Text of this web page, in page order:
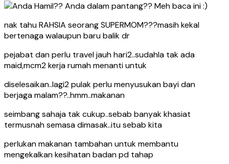
nak tahu RAHSIA seorang SUPERMOM???masih kekal
bertenaga walaupun baru balik dr
pejabat dan perlu travel jauh hari2..sudahla tak ada
maid,mcm2 kerja rumah menanti untuk
diselesaikan..lagi2 pulak perlu menyusukan bayi dan
berjaga malam??..hmm..makanan
seimbang sahaja tak cukup..sebab banyak khasiat
termusnah semasa dimasak..itu sebab kita
perlukan makanan tambahan untuk membantu
mengekalkan kesihatan badan pd tahap